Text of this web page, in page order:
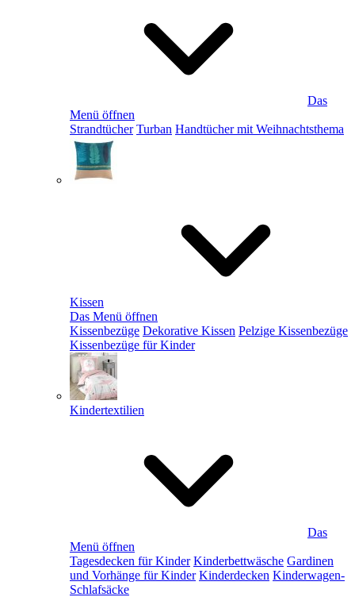
Das
Menü öffnen
Strandtücher Turban Handtücher mit Weihnachtsthema
Kissen
Das Menü öffnen
Kissenbezüge Dekorative Kissen Pelzige Kissenbezüge
Kissenbezüge für Kinder
Kindertextilien
Das
Menü öffnen
Tagesdecken für Kinder Kinderbettwäsche Gardinen
und Vorhänge für Kinder Kinderdecken Kinderwagen-
Schlafsäcke